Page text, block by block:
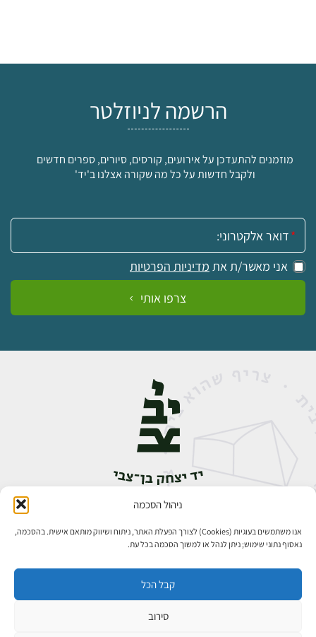
ניהול הסכמה
אנו משתמשים בעוגיות (Cookies) לצורך הפעלת האתר, ניתוח ושיווק מותאם אישית. בהסכמה,
נאסוף נתוני שימוש; ניתן לנהל או למשוך הסכמה בכל עת.
קבל הכל
סירוב
הרשמה לניוזלטר
מוזמנים להתעדכן על אירועים, קורסים, סיורים, ספרים חדשים
ולקבל חדשות על כל מה שקורה אצלנו ב'יד'
אימייל:
אני מאשר/ת את מדיניות הפרטיות
צרפו אותי
אבן גבירול 14, רחביה, ירושלים